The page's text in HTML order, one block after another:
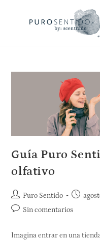
Guía Puro
olfativo
Puro Sentido
Sin comentarios
Imagina entrar en una